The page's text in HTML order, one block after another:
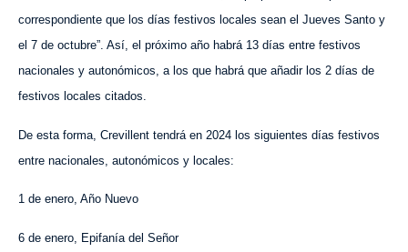
correspondiente que los días festivos locales sean el Jueves Santo y
el 7 de octubre”. Así, el próximo año habrá 13 días entre festivos
nacionales y autonómicos, a los que habrá que añadir los 2 días de
festivos locales citados.
De esta forma, Crevillent tendrá en 2024 los siguientes días festivos
entre nacionales, autonómicos y locales:
1 de enero, Año Nuevo
6 de enero, Epifanía del Señor